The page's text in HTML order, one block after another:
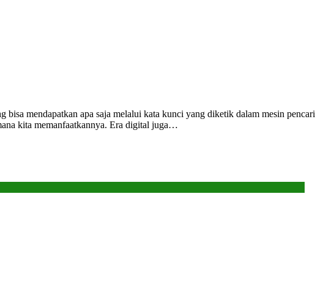
bisa mendapatkan apa saja melalui kata kunci yang diketik dalam mesin pencari
kita memanfaatkannya. Era digital juga…